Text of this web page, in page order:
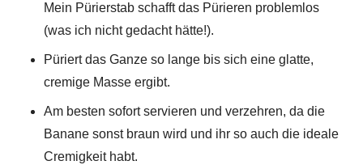
Mein Pürierstab schafft das Pürieren problemlos
(was ich nicht gedacht hätte!).
Püriert das Ganze so lange bis sich eine glatte,
cremige Masse ergibt.
Am besten sofort servieren und verzehren, da die
Banane sonst braun wird und ihr so auch die ideale
Cremigkeit habt.